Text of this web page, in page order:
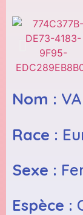
Nom :
Race :
Sexe :
Espèce :